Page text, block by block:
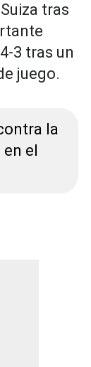
tras
3 tras un
juego.
la
en el